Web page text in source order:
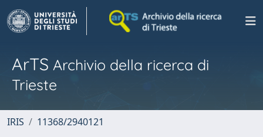
ArTS Archivio della ricerca di
Trieste
IRIS 11368/2940121